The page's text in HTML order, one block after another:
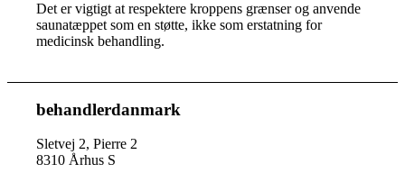
Det er vigtigt at respektere kroppens grænser og anvende
saunatæppet som en støtte, ikke som erstatning for
medicinsk behandling.
behandlerdanmark
Sletvej 2, Pierre 2
8310 Århus S